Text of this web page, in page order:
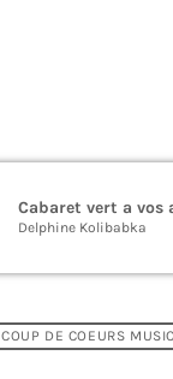
Cabaret vert a vos
Delphine Kolibabka
COUP DE COEURS